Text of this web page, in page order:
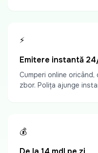
⚡
Emitere instantă
Cumperi online
zbor. Polița ajunge
💰